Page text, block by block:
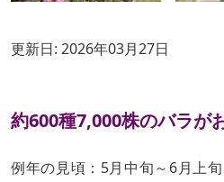
更新日: 2026年03月27日
約600種7,000株のバラが
例年の見頃：5月中旬～6月上